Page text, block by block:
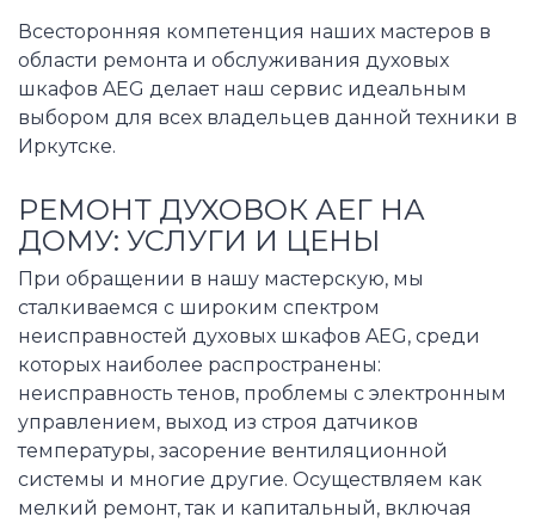
Всесторонняя компетенция наших мастеров в
области ремонта и обслуживания духовых
шкафов AEG делает наш сервис идеальным
выбором для всех владельцев данной техники в
Иркутске.
РЕМОНТ ДУХОВОК АЕГ НА
ДОМУ: УСЛУГИ И ЦЕНЫ
При обращении в нашу мастерскую, мы
сталкиваемся с широким спектром
неисправностей духовых шкафов AEG, среди
которых наиболее распространены:
неисправность тенов, проблемы с электронным
управлением, выход из строя датчиков
температуры, засорение вентиляционной
системы и многие другие. Осуществляем как
мелкий ремонт, так и капитальный, включая